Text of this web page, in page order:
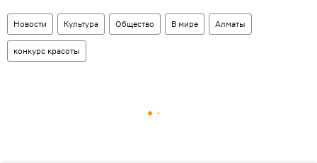
Новости Культура Общество В мире Алматы
конкурс красоты